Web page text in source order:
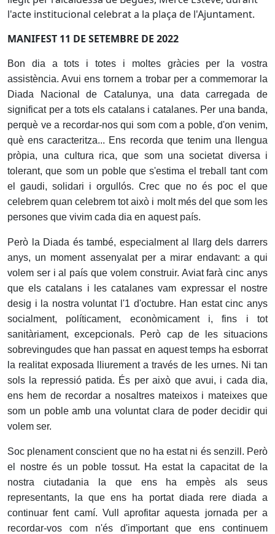
l'acte institucional celebrat a la plaça de l'Ajuntament.
MANIFEST 11 DE SETEMBRE DE 2022
Bon dia a tots i totes i moltes gràcies per la vostra
assistència. Avui ens tornem a trobar per a commemorar la
Diada Nacional de Catalunya, una data carregada de
significat per a tots els catalans i catalanes. Per una banda,
perquè ve a recordar-nos qui som com a poble, d'on venim,
què ens caracteritza... Ens recorda que tenim una llengua
pròpia, una cultura rica, que som una societat diversa i
tolerant, que som un poble que s'estima el treball tant com
el gaudi, solidari i orgullós. Crec que no és poc el que
celebrem quan celebrem tot això i molt més del que som les
persones que vivim cada dia en aquest país.
Però la Diada és també, especialment al llarg dels darrers
anys, un moment assenyalat per a mirar endavant: a qui
volem ser i al país que volem construir. Aviat farà cinc anys
que els catalans i les catalanes vam expressar el nostre
desig i la nostra voluntat l'1 d'octubre. Han estat cinc anys
socialment, políticament, econòmicament i, fins i tot
sanitàriament, excepcionals. Però cap de les situacions
sobrevingudes que han passat en aquest temps ha esborrat
la realitat exposada lliurement a través de les urnes. Ni tan
sols la repressió patida. És per això que avui, i cada dia,
ens hem de recordar a nosaltres mateixos i mateixes que
som un poble amb una voluntat clara de poder decidir qui
volem ser.
Soc plenament conscient que no ha estat ni és senzill. Però
el nostre és un poble tossut. Ha estat la capacitat de la
nostra ciutadania la que ens ha empès als seus
representants, la que ens ha portat diada rere diada a
continuar fent camí. Vull aprofitar aquesta jornada per a
recordar-vos com n'és d'important que ens continuem